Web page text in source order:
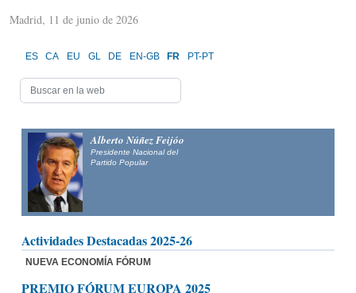
Madrid, 11 de junio de 2026
ES CA EU GL DE EN-GB FR PT-PT
Alberto Núñez Feijóo
Presidente Nacional del
Partido Popular
Actividades Destacadas 2025-26
NUEVA ECONOMÍA FÓRUM
PREMIO FÓRUM EUROPA 2025